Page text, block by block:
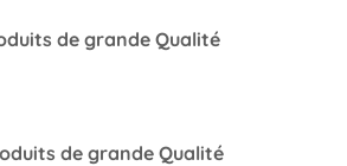
de grande Qualité
de grande Qualité